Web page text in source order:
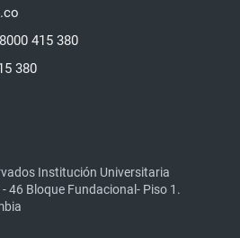
415 380
380
Institución Universitaria
46 Bloque Fundacional- Piso 1.